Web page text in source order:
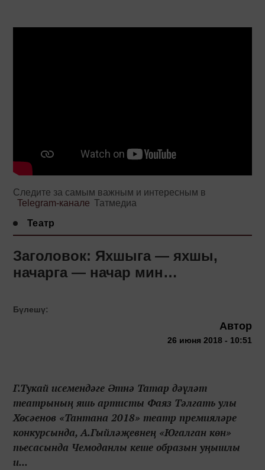
Следите за самым важным и интересным в
Telegram-канале Татмедиа
Театр
Заголовок: Яхшыга — яхшы,
начарга — начар мин…
Бүлешү:
Автор
26 июня 2018 - 10:51
Г.Тукай исемендәге Әтнә Татар дәүләт
театрының яшь артисты Фаяз Тәлгать улы
Хөсәенов «Тантана 2018» театр премияләре
конкурсында, А.Гыйләҗевнең «Югалган көн»
пьесасында Чемоданлы кеше образын уңышлы
и...